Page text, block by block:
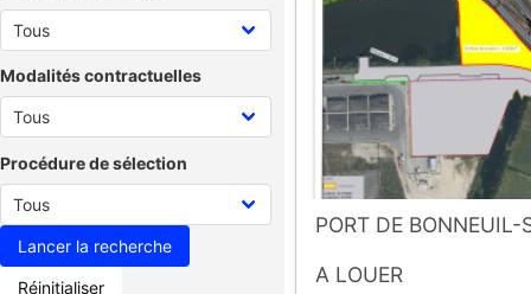
Modalités contractuelles
Procédure de sélection
Réinitialiser
PORT DE BONNEUIL-
A LOUER